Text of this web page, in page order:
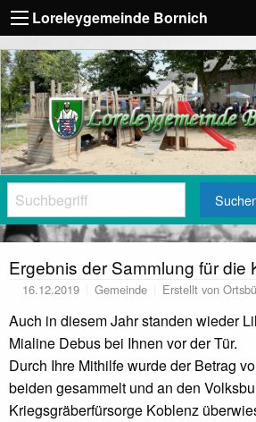
Loreleygemeinde Bornich
Ergebnis der Sammlung für die
16.12.2019 Gemeinde Erstellt von
Auch in diesem Jahr standen wieder
Mialine Debus bei Ihnen vor der Tür.
Durch Ihre Mithilfe wurde der Betrag
beiden gesammelt und an den
Kriegsgräberfürsorge Koblenz